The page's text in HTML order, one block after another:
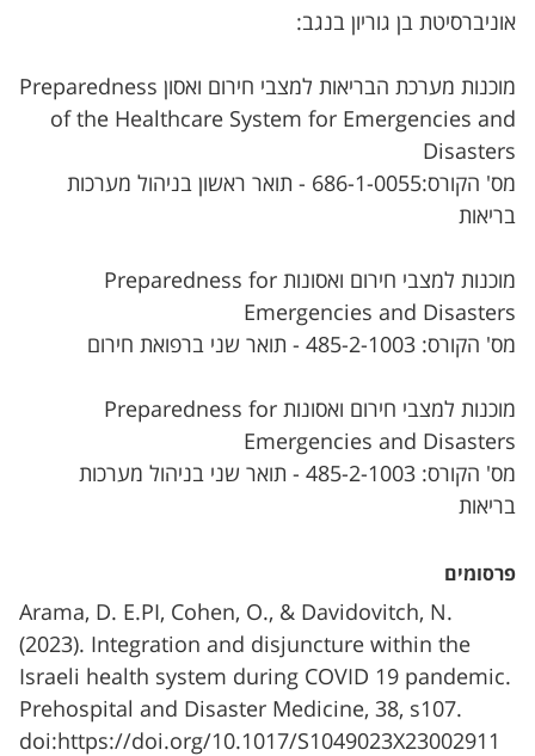
אוניברסיטת בן גוריון בנגב:
מוכנות מערכת הבריאות למצבי חירום ואסון Preparedness
of the Healthcare System for Emergencies and
Disasters
מס' הקורס:686-1-0055 - תואר ראשון בניהול מערכות
בריאות
מוכנות למצבי חירום ואסונות Preparedness for
Emergencies and Disasters
מס' הקורס: 485-2-1003 - תואר שני ברפואת חירום
מוכנות למצבי חירום ואסונות Preparedness for
Emergencies and Disasters
מס' הקורס: 485-2-1003 - תואר שני בניהול מערכות
בריאות
פרסומים
Arama, D. E.PI, Cohen, O., & Davidovitch, N.
(2023). Integration and disjuncture within the
Israeli health system during COVID 19 pandemic.
Prehospital and Disaster Medicine, 38, s107.
doi:https://doi.org/10.1017/S1049023X23002911